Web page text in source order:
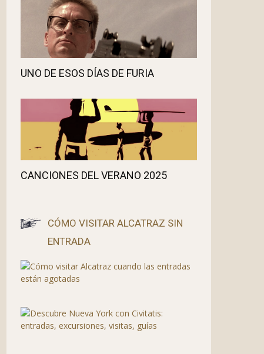
UNO DE ESOS DÍAS DE FURIA
CANCIONES DEL VERANO 2025
CÓMO VISITAR ALCATRAZ SIN
ENTRADA